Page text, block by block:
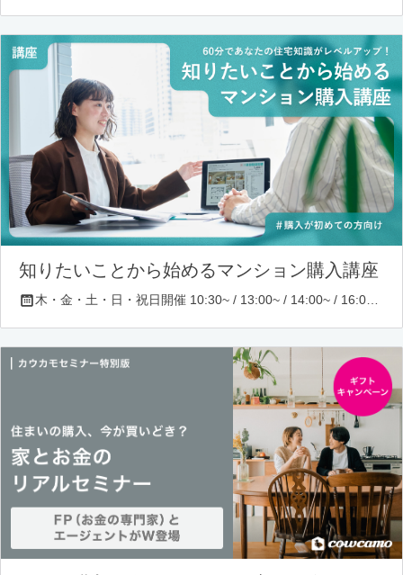
知りたいことから始めるマンション購入講座
木・金・土・日・祝日開催 10:30~ / 13:00~ / 14:00~ / 16:00~ / 17:00~/ 18:30~/ 19:30~